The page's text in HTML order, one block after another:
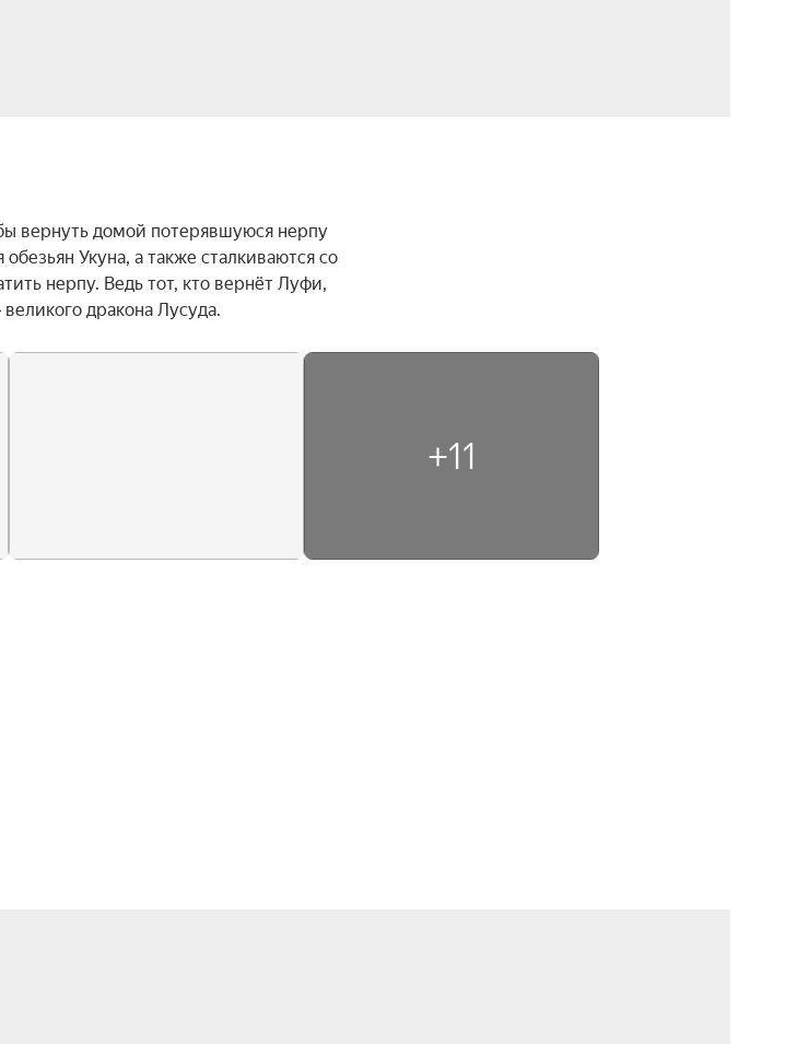
вернуть домой потерявшуюся нерпу
Укуна, а также сталкиваются со
нерпу. Ведь тот, кто вернёт Луфи,
дракона Лусуда.
+11